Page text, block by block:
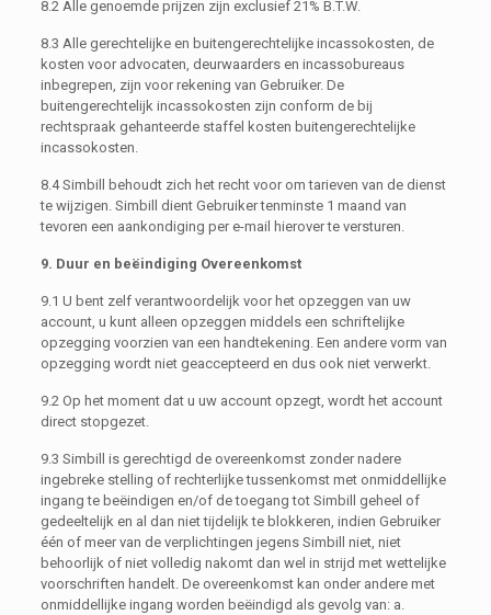
8.2 Alle genoemde prijzen zijn exclusief 21% B.T.W.
8.3 Alle gerechtelijke en buitengerechtelijke incassokosten, de
kosten voor advocaten, deurwaarders en incassobureaus
inbegrepen, zijn voor rekening van Gebruiker. De
buitengerechtelijk incassokosten zijn conform de bij
rechtspraak gehanteerde staffel kosten buitengerechtelijke
incassokosten.
8.4 Simbill behoudt zich het recht voor om tarieven van de dienst
te wijzigen. Simbill dient Gebruiker tenminste 1 maand van
tevoren een aankondiging per e-mail hierover te versturen.
9. Duur en beëindiging Overeenkomst
9.1 U bent zelf verantwoordelijk voor het opzeggen van uw
account, u kunt alleen opzeggen middels een schriftelijke
opzegging voorzien van een handtekening. Een andere vorm van
opzegging wordt niet geaccepteerd en dus ook niet verwerkt.
9.2 Op het moment dat u uw account opzegt, wordt het account
direct stopgezet.
9.3 Simbill is gerechtigd de overeenkomst zonder nadere
ingebreke stelling of rechterlijke tussenkomst met onmiddellijke
ingang te beëindigen en/of de toegang tot Simbill geheel of
gedeeltelijk en al dan niet tijdelijk te blokkeren, indien Gebruiker
één of meer van de verplichtingen jegens Simbill niet, niet
behoorlijk of niet volledig nakomt dan wel in strijd met wettelijke
voorschriften handelt. De overeenkomst kan onder andere met
onmiddellijke ingang worden beëindigd als gevolg van: a.